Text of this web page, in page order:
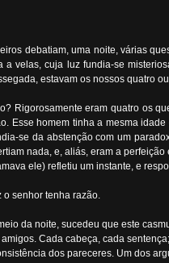
debatiam, uma noite, várias
a velas, cuja luz fundia-se
estavam os nossos quatro
Rigorosamente eram quatro os
Esse homem tinha a mesma
se da abstenção com um
nada, e, aliás, eram a
ele) refletiu um instante, e
o senhor tenha razão.
da noite, sucedeu que este
Cada cabeça, cada
dos pareceres. Um dos